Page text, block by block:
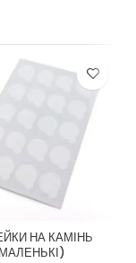
НА КАМІНЬ